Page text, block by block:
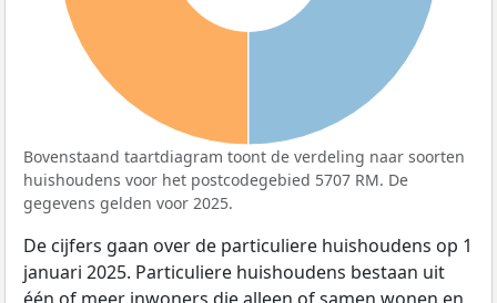
Bovenstaand taartdiagram toont de verdeling naar soorten
huishoudens voor het postcodegebied 5707 RM. De
gegevens gelden voor 2025.
De cijfers gaan over de particuliere huishoudens op 1
januari 2025. Particuliere huishoudens bestaan uit